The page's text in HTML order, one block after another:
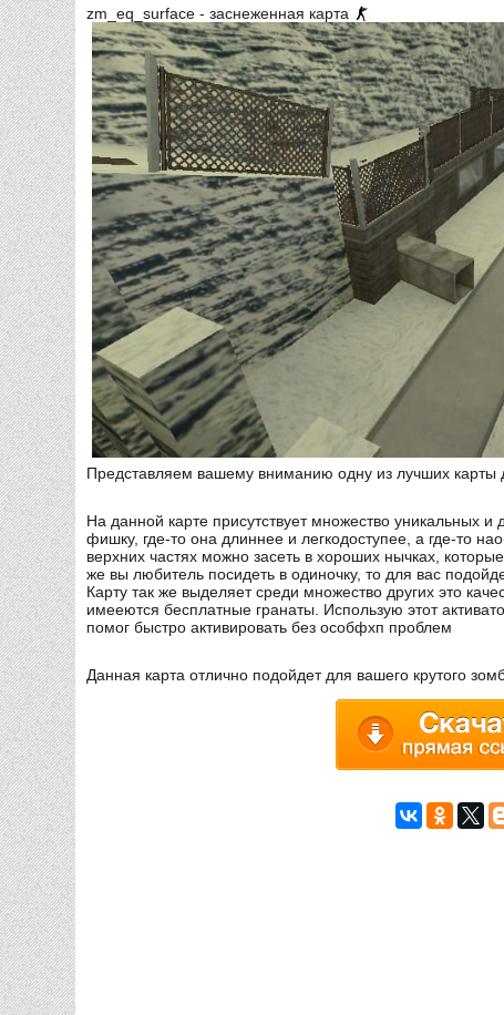
zm_eq_surface - заснеженная карта
Представляем вашему вниманию одну из лучших карты
На данной карте присутствует множество уникальных
фишку, где-то она длиннее и легкодоступее, а где-то
верхних частях можно засеть в хороших нычках,
же вы любитель посидеть в одиночку, то для вас
Карту так же выделяет среди множество других это
имееются бесплатные гранаты. Использую этот
помог быстро активировать без особфхп проблем
Данная карта отлично подойдет для вашего крутого